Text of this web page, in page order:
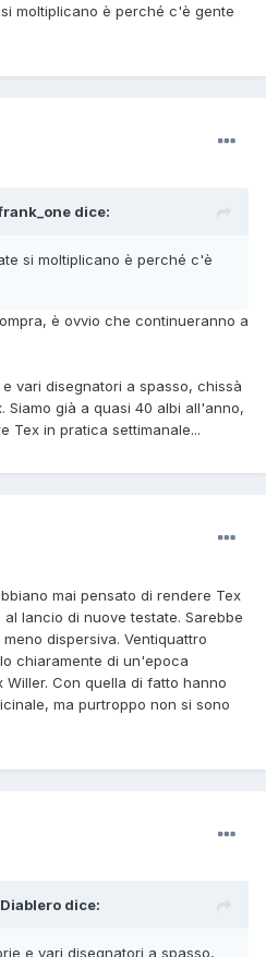
moltiplicano è perché c'è gente
dice:
si moltiplicano è perché c'è
è ovvio che continueranno a
vari disegnatori a spasso, chissà
Siamo già a quasi 40 albi all'anno,
Tex in pratica settimanale...
mai pensato di rendere Tex
lancio di nuove testate. Sarebbe
dispersiva. Ventiquattro
chiaramente di un'epoca
Con quella di fatto hanno
ma purtroppo non si sono
Diablero dice:
e vari disegnatori a spasso,